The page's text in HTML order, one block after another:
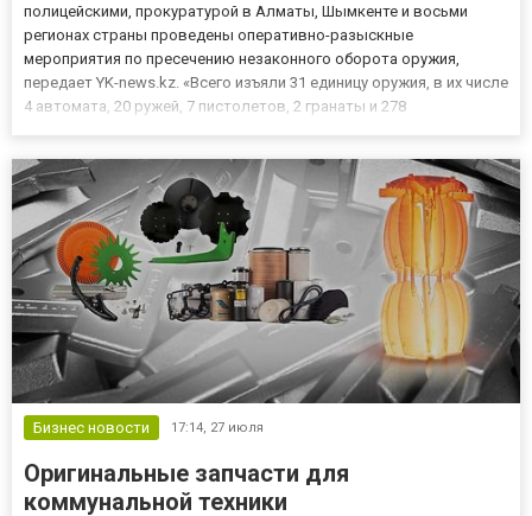
полицейскими, прокуратурой в Алматы, Шымкенте и восьми
регионах страны проведены оперативно-разыскные
мероприятия по пресечению незаконного оборота оружия,
передает YK-news.kz. «Всего изъяли 31 единицу оружия, в их числе
4 автомата, 20 ружей, 7 пистолетов, 2 гранаты и 278
направлении продолжае...
Бизнес новости 17:14, 27 июля
Оригинальные запчасти для
коммунальной техники